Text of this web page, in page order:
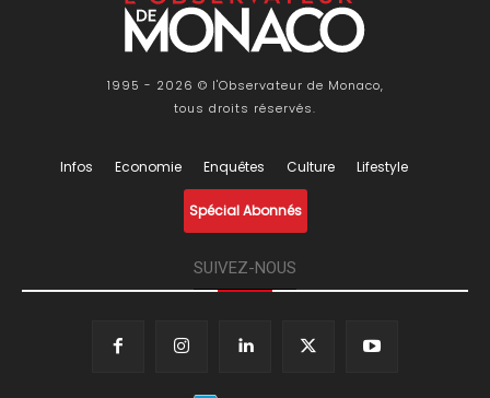
1995 - 2026 © l'Observateur de Monaco,
tous droits réservés.
Infos Economie Enquêtes Culture Lifestyle
Spécial Abonnés
SUIVEZ-NOUS